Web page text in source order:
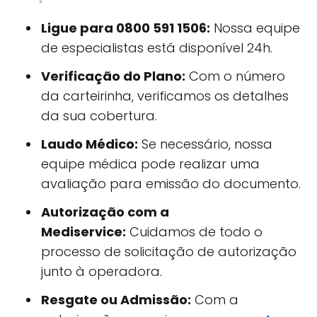
Ligue para 0800 591 1506: Nossa equipe
de especialistas está disponível 24h.
Verificação do Plano: Com o número
da carteirinha, verificamos os detalhes
da sua cobertura.
Laudo Médico: Se necessário, nossa
equipe médica pode realizar uma
avaliação para emissão do documento.
Autorização com a
Mediservice: Cuidamos de todo o
processo de solicitação de autorização
junto à operadora.
Resgate ou Admissão: Com a